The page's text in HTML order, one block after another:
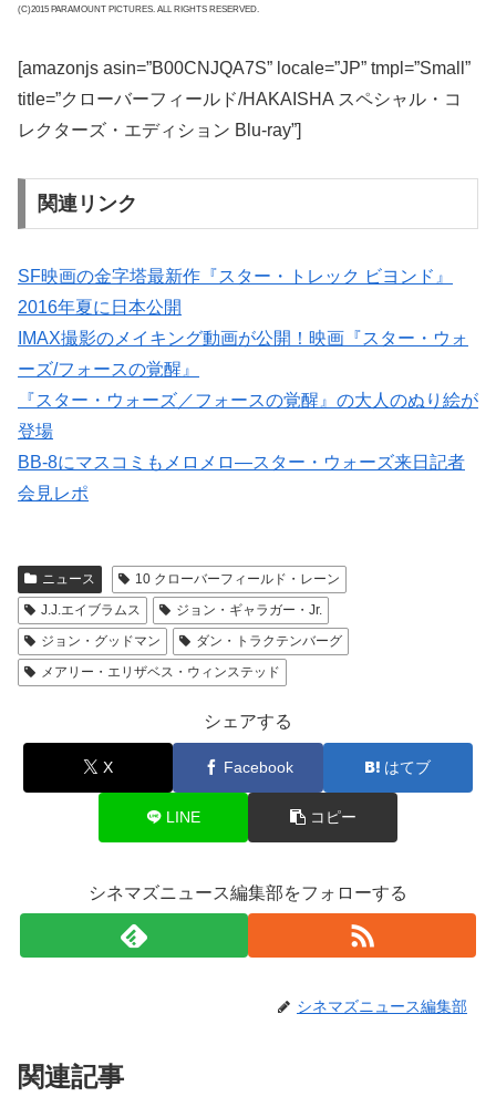
(C)2015 PARAMOUNT PICTURES. ALL RIGHTS RESERVED.
[amazonjs asin=”B00CNJQA7S” locale=”JP” tmpl=”Small”
title=”クローバーフィールド/HAKAISHA スペシャル・コ
レクターズ・エディション Blu-ray”]
関連リンク
SF映画の金字塔最新作『スター・トレック ビヨンド』
2016年夏に日本公開
IMAX撮影のメイキング動画が公開！映画『スター・ウォ
ーズ/フォースの覚醒』
『スター・ウォーズ／フォースの覚醒』の大人のぬり絵が
登場
BB-8にマスコミもメロメロ―スター・ウォーズ来日記者
会見レポ
ニュース
10 クローバーフィールド・レーン
J.J.エイブラムス
ジョン・ギャラガー・Jr.
ジョン・グッドマン
ダン・トラクテンバーグ
メアリー・エリザベス・ウィンステッド
シェアする
X Facebook はてブ
LINE コピー
シネマズニュース編集部をフォローする
シネマズニュース編集部
関連記事